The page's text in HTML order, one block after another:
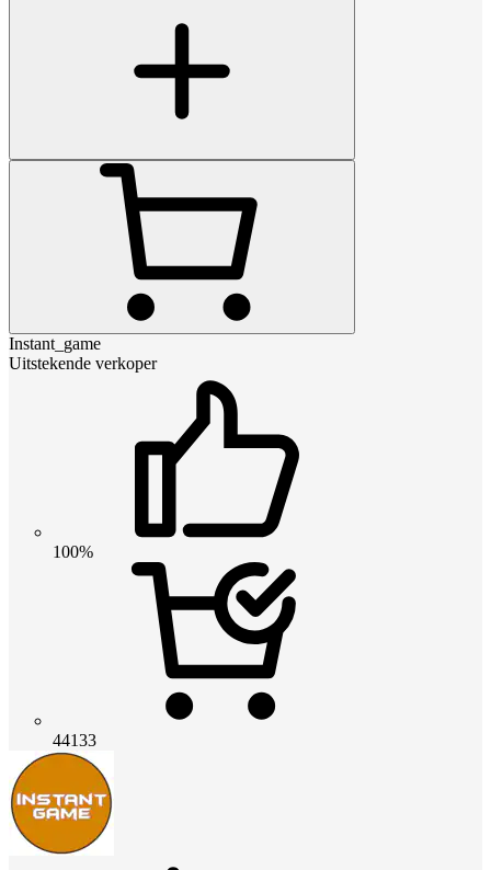
Instant_game
Uitstekende verkoper
100%
44133